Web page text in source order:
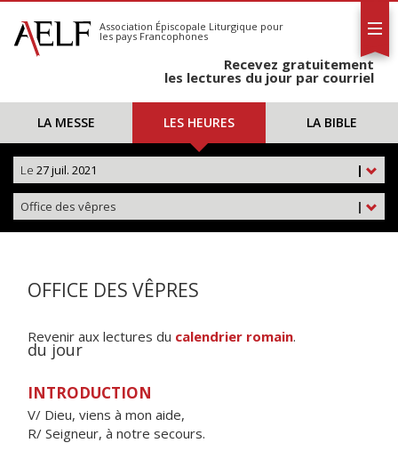
S'abonner
Calendrier
Association Épiscopale Liturgique pour
les pays Francophones
Recevez gratuitement
les lectures du jour par courriel
LA MESSE LES HEURES LA BIBLE
|
Le 27 juil. 2021
|
Office des vêpres
OFFICE DES VÊPRES
Revenir aux lectures du calendrier romain.
du jour
INTRODUCTION
V/ Dieu, viens à mon aide,
R/ Seigneur, à notre secours.